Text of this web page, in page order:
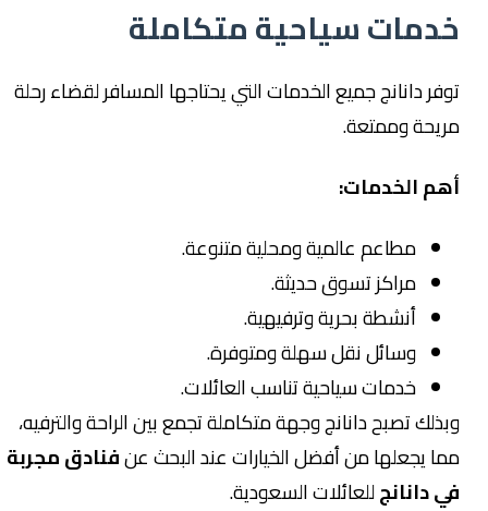
خدمات سياحية متكاملة
توفر دانانج جميع الخدمات التي يحتاجها المسافر لقضاء رحلة
مريحة وممتعة.
أهم الخدمات:
مطاعم عالمية ومحلية متنوعة.
مراكز تسوق حديثة.
أنشطة بحرية وترفيهية.
وسائل نقل سهلة ومتوفرة.
خدمات سياحية تناسب العائلات.
وبذلك تصبح دانانج وجهة متكاملة تجمع بين الراحة والترفيه،
مما يجعلها من أفضل الخيارات عند البحث عنفنادق مجربة
في دانانجللعائلات السعودية.